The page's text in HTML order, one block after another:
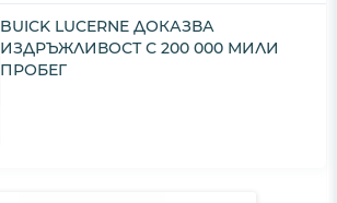
BUICK LUCERNE ДОКАЗВА
ИЗДРЪЖЛИВОСТ С 200 000 МИЛИ
ПРОБЕГ